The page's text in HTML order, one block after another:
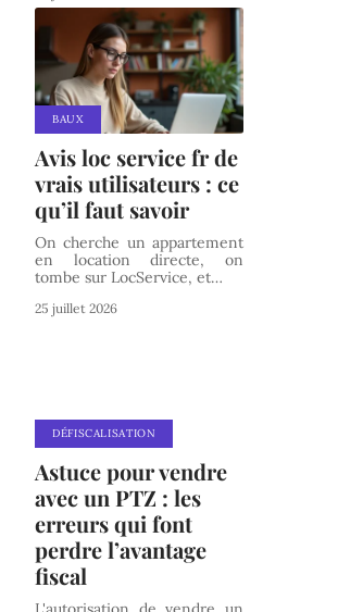
BAUX
Avis loc service fr de
vrais utilisateurs : ce
qu’il faut savoir
On cherche un appartement
en location directe, on
tombe sur LocService, et…
25 juillet 2026
DÉFISCALISATION
Astuce pour vendre
avec un PTZ : les
erreurs qui font
perdre l’avantage
fiscal